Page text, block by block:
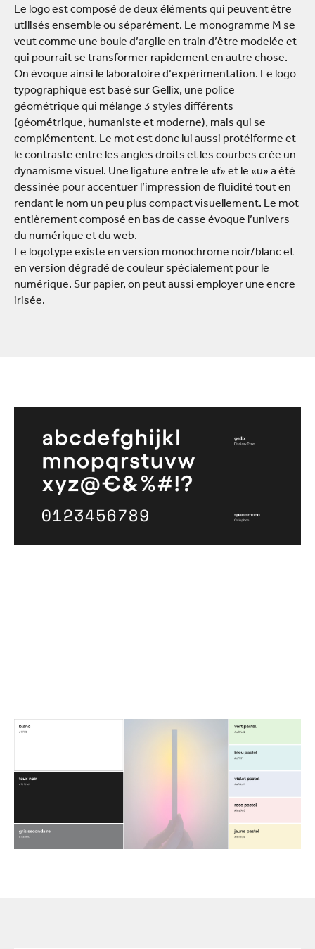
Le logo est composé de deux éléments qui peuvent être
utilisés ensemble ou séparément. Le monogramme M se
veut comme une boule d’argile en train d’être modelée et
qui pourrait se transformer rapidement en autre chose.
On évoque ainsi le laboratoire d’expérimentation. Le logo
typographique est basé sur Gellix, une police
géométrique qui mélange 3 styles différents
(géométrique, humaniste et moderne), mais qui se
complémentent. Le mot est donc lui aussi protéiforme et
le contraste entre les angles droits et les courbes crée un
dynamisme visuel. Une ligature entre le «f» et le «u» a été
dessinée pour accentuer l’impression de fluidité tout en
rendant le nom un peu plus compact visuellement. Le mot
entièrement composé en bas de casse évoque l’univers
du numérique et du web.
Le logotype existe en version monochrome noir/blanc et
en version dégradé de couleur spécialement pour le
numérique. Sur papier, on peut aussi employer une encre
irisée.